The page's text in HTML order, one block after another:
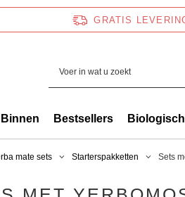
GRATIS
Bestsellers
mate sets Starterspakketten Sets